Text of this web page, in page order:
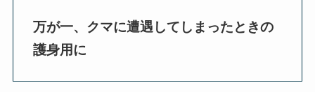
万が一、クマに遭遇してしまったときの
護身用に